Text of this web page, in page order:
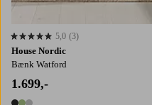
House Nordic
Bænk Watford
1.699,-
5,0 baseret på 3 bedømmelser
5,0 (3)